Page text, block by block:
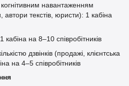
навантаженням
автори текстів, юристи): 1 кабіна
на 8–10 співробітників
дзвінків (продажі, клієнтська
на 4–5 співробітників